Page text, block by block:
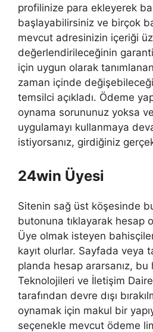
profilinize para ekleyerek
başlayabilirsiniz ve birçok
mevcut adresinizin içeriği
değerlendirileceğinin
için uygun olarak
zaman içinde
temsilci açıkladı. Ödeme
oynama sorununuz yoksa
uygulamayı kullanmaya
istiyorsanız, girdiğiniz
24win Üyesi
Sitenin sağ üst köşesinde
butonuna tıklayarak hesap
Üye olmak isteyen
kayıt olurlar. Sayfada veya
planda hesap ararsanız, bu
Teknolojileri ve İletişim Daire
tarafından devre dışı
oynamak için makul bir
seçenekle mevcut ödeme